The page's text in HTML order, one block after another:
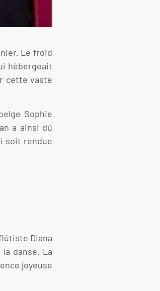
Le froid
hébergeait
cette vaste
Sophie
a ainsi dû
soit rendue
Diana
danse. La
joyeuse